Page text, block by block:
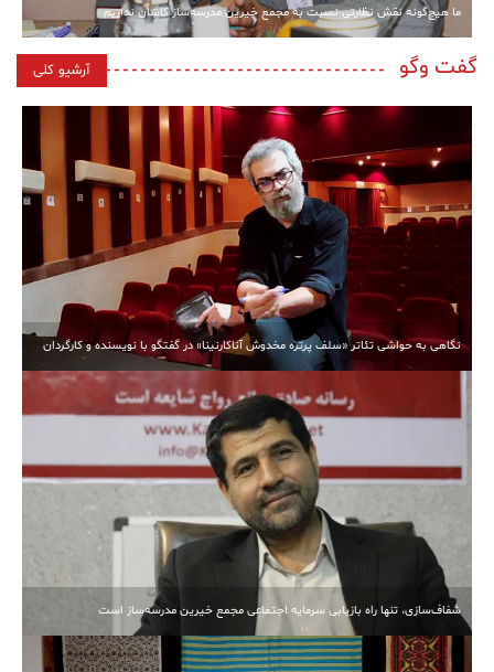
ما هیچ‌گونه نقش نظارتی نسبت به مجمع خیرین مدرسه‌ساز کاشان نداریم
گفت وگو آرشیو کلی
نگاهی به حواشی تئاتر «سلف پرتره مخدوش آناکارنینا» در گفتگو با نویسنده و کارگردان
شفاف‌سازی، تنها راه بازیابی سرمایه اجتماعی مجمع خیرین مدرسه‌ساز است